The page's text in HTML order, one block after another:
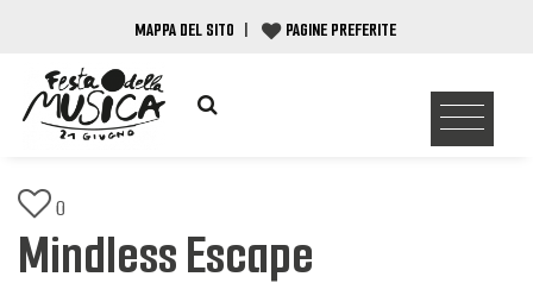
MAPPA DEL SITO | PAGINE PREFERITE
0
Mindless Escape